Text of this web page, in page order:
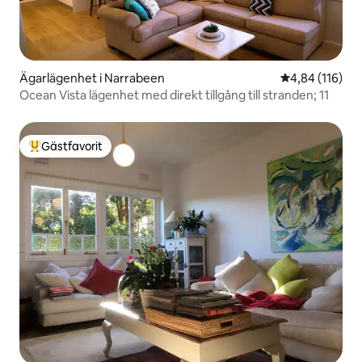
Ägarlägenhet i Narrabeen 4,84 av 5 i
4,84 (116)
Ocean Vista lägenhet med direkt tillgång till stranden; 11
Populär gästfavorit
Gästfavorit